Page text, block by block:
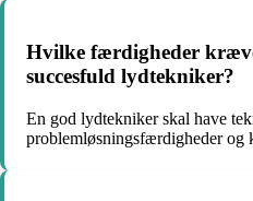
Hvilke færdigheder
succesfuld lydtekniker?
En god lydtekniker skal have
problemløsningsfærdigheder og